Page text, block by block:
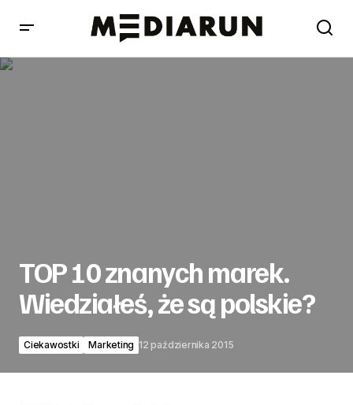
TOP 10 znanych marek.
Wiedziałeś, że są polskie?
Ciekawostki Marketing 12 października 2015